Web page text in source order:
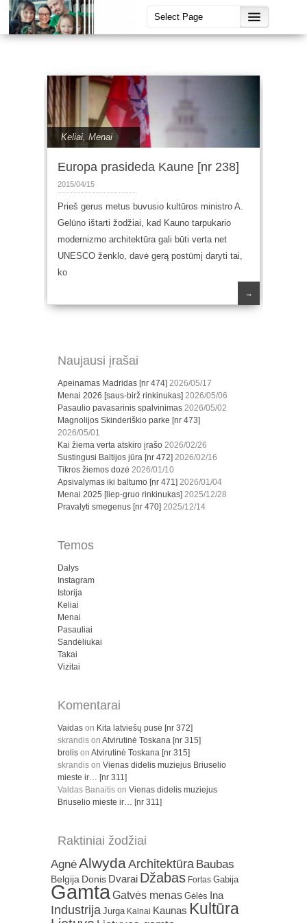
Keliai, Menai
Europa prasideda Kaune [nr 238]
2015/04/15
Prieš gerus metus buvusio kultūros ministro A.
Gelūno ištarti žodžiai, kad Kauno tarpukario
modernizmo architektūra gali būti verta net
UNESCO ženklo, davė gerą postūmį daryti tai,
ko
→
Naujausi įrašai
Apeinamas Madridas [nr 474] 2026/05/17
Menai 2026 [saus-birž rinkinukas] 2026/05/06
Pasaulio pavasarinis spalvinimas 2026/05/02
Magnolijos Skinderiškio parke [nr 473]
2026/05/01
Kai žiema verta atskiro įrašo 2026/02/26
Sustingusi Baltijos jūra [nr 472] 2026/02/16
Tikros žiemos dozė 2026/01/10
Apsivalymas iki baltumo [nr 471] 2026/01/04
Menai 2025 [liep-gruo rinkinukas] 2025/12/28
Pravalyti smegenus [nr 470] 2025/12/14
Temos
Dalys
Instagram
Istorija
Keliai
Menai
Pasauliai
Sandėliukai
Takai
Vizitai
Komentarai
Vaidas on Kita latviešų pusė [nr 372]
skrandis on Atvirutinė Toskana [nr 315]
brolis on Atvirutinė Toskana [nr 315]
skrandis on Vienas didelis muziejus Briuselio
mieste ir… [nr 311]
Valdas Banaitis on Vienas didelis muziejus
Briuselio mieste ir… [nr 311]
Raktiniai žodžiai
AgnėAlwydaArchitektūra Baubas
Belgija Donis Dvarai Džabas Fortas Gabija
GamtaGatvės menas Gėlės Ina
Industrija Jurga Kalnai Kaunas Kultūra